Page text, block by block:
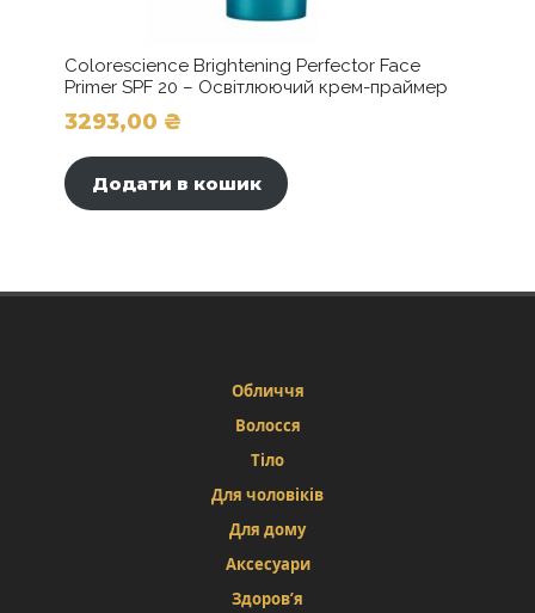
Colorescience Brightening Perfector Face
Primer SPF 20 – Освітлюючий крем-праймер
3293,00 ₴
Додати в кошик
Обличчя
Волосся
Тіло
Для чоловіків
Для дому
Аксесуари
Здоров’я